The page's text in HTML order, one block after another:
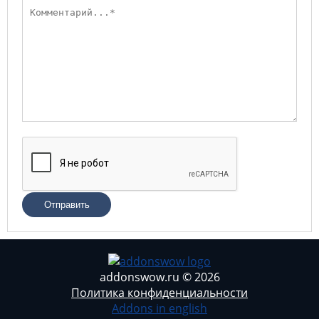
Отправить
addonswow.ru © 2026
Политика конфиденциальности
Addons in english